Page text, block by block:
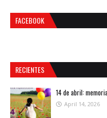
FACEBOOK
RECIENTES
14 de abril:
April 14, 2026